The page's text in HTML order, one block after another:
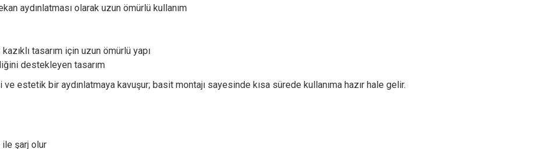
aydınlatması olarak uzun ömürlü kullanım
tasarım için uzun ömürlü yapı
destekleyen tasarım
ve estetik bir aydınlatmaya kavuşur; basit montajı sayesinde kısa sürede kullanıma hazır hale gelir.
ile şarj olur